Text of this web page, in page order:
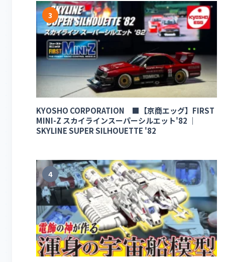
3
KYOSHO CORPORATION ■【京商エッグ】FIRST
MINI-Z スカイラインスーパーシルエット'82 ｜
SKYLINE SUPER SILHOUETTE '82
4